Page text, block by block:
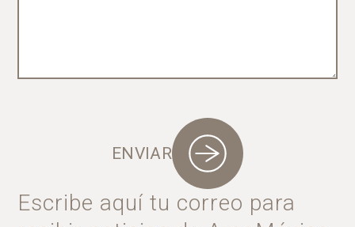
ENVIAR
Escribe aquí tu correo para